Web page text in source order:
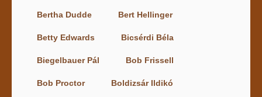
Bertha Dudde Bert Hellinger
Betty Edwards Bicsérdi Béla
Biegelbauer Pál Bob Frissell
Bob Proctor Boldizsár Ildikó